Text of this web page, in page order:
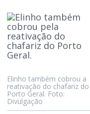
Elinho também cobrou a
reativação do chafariz do
Porto Geral. Foto:
Divulgação